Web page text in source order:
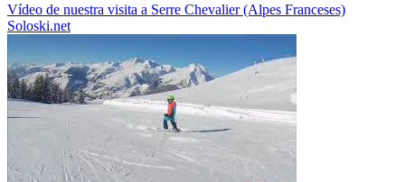
Vídeo de nuestra visita a Serre Chevalier (Alpes Franceses)
Soloski.net